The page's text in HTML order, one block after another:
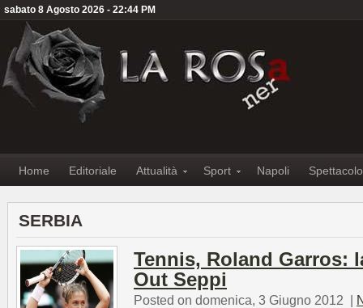
sabato 8 Agosto 2026 - 22:44 PM
Home Editoriale Attualità Sport Napoli Spettacolo
SERBIA
Tennis, Roland Garros:
Out Seppi
Posted on domenica, 3 Giugno 2012 |